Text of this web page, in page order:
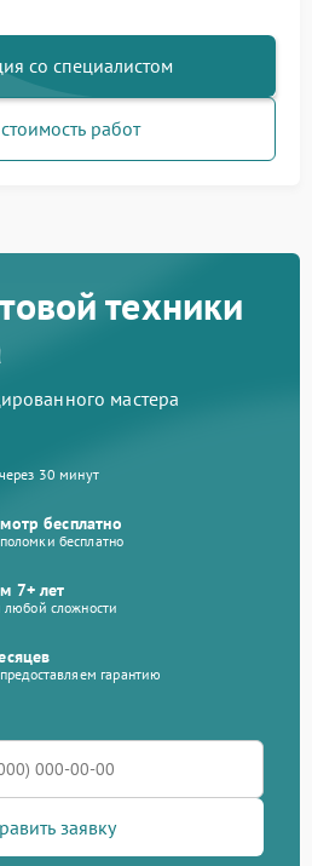
со специалистом
работ
техники
мастера
30 минут
бесплатно
бесплатно
7+ лет
любой сложности
гарантию
заявку